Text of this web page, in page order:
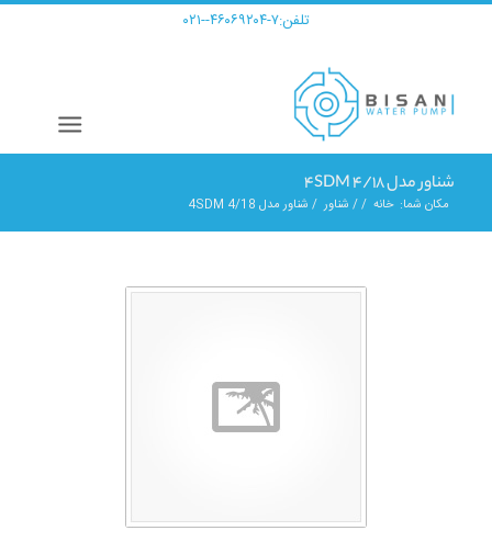
تلفن:۷-۴۶۰۶۹۲۰۴--۰۲۱
شناور مدل 4SDM 4/18
مکان شما: خانه /
/ شناور / شناور مدل 4SDM 4/18